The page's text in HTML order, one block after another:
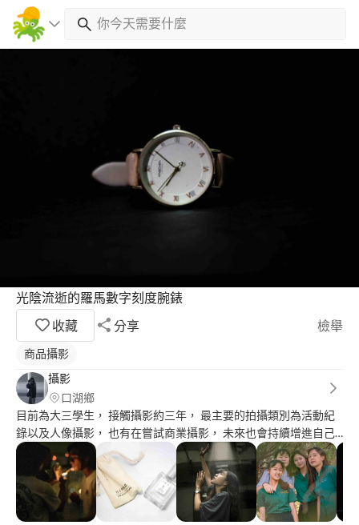
光陰流逝的羅馬數字刻度腕錶
收藏
分享 檢舉
商品攝影
攝影
口湖鄉
目前為大三學生， 接觸攝影約三年， 最主要的拍攝類別為活動紀
錄以及人像攝影， 也有在嘗試商業攝影， 未來也會持續增進自己
的技巧， 謝謝提供給我機會的所有人。